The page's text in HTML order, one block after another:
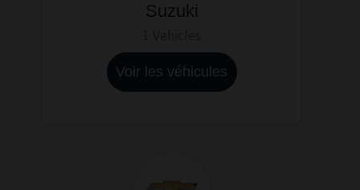
Suzuki
Voir les véhicules